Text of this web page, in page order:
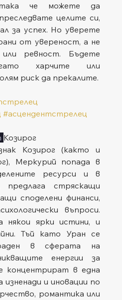
така че можете да
целите си,
за успех. Но уверете
от увереност, а не
ревност. Бъдете
харчите или
риск да прекалите.
#асцендентстрелец
Козирог
Козирог (както и
Меркурий попада в
ресурси и в
стряскащи
споделени финанси,
въпроси.
някои ярки истини, и
Тъй като Уран се
в сферата на
енергии за
концентрират в една
и иновации по
романтика или